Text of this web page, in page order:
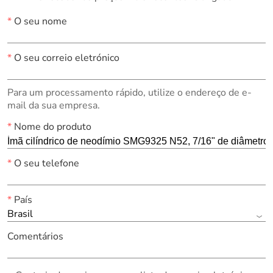
*O seu nome
*O seu correio eletrónico
Para um processamento rápido, utilize o endereço de e-
mail da sua empresa.
*Nome do produto
*O seu telefone
*País
Brasil
Comentários